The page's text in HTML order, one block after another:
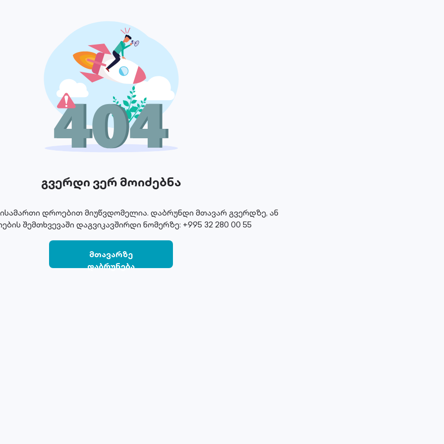
გვერდი ვერ მოიძებნა
დროებით მიუწვდომელია. დაბრუნდი მთავარ გვერდზე, ან
შემთხვევაში დაგვიკავშირდი ნომერზე: +995 32 280 00 55
მთავარზე
დაბრუნება